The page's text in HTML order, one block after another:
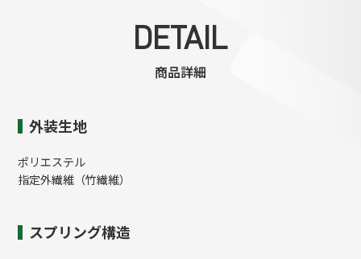
DETAIL
商品詳細
外装生地
ポリエステル
指定外繊維（竹繊維）
スプリング構造